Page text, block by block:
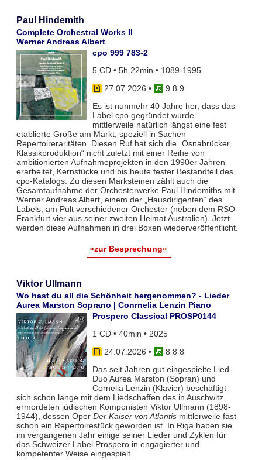
Paul Hindemith
Complete Orchestral Works II
Werner Andreas Albert
cpo 999 783-2
5 CD • 5h 22min • 1089-1995
27.07.2026 •
9 8 9
Es ist nunmehr 40 Jahre her, dass das
Label cpo gegründet wurde –
mittlerweile natürlich längst eine fest
etablierte Größe am Markt, speziell in Sachen
Repertoireraritäten. Diesen Ruf hat sich die „Osnabrücker
Klassikproduktion“ nicht zuletzt mit einer Reihe von
ambitionierten Aufnahmeprojekten in den 1990er Jahren
erarbeitet, Kernstücke und bis heute fester Bestandteil des
cpo-Katalogs. Zu diesen Marksteinen zählt auch die
Gesamtaufnahme der Orchesterwerke Paul Hindemiths mit
Werner Andreas Albert, einem der „Hausdirigenten“ des
Labels, am Pult verschiedener Orchester (neben dem RSO
Frankfurt vier aus seiner zweiten Heimat Australien). Jetzt
werden diese Aufnahmen in drei Boxen wiederveröffentlicht.
»zur Besprechung«
Viktor Ullmann
Wo hast du all die Schönheit hergenommen? - Lieder
Aurea Marston Soprano | Conrnelia Lenzin Piano
Prospero Classical PROSP0144
1 CD • 40min • 2025
24.07.2026 •
8 8 8
Das seit Jahren gut eingespielte Lied-
Duo Aurea Marston (Sopran) und
Cornelia Lenzin (Klavier) beschäftigt
sich schon lange mit dem Liedschaffen des in Auschwitz
ermordeten jüdischen Komponisten Viktor Ullmann (1898-
1944), dessen Oper Der Kaiser von Atlantismittlerweile fast
schon ein Repertoirestück geworden ist. In Riga haben sie
im vergangenen Jahr einige seiner Lieder und Zyklen für
das Schweizer Label Prospero in engagierter und
kompetenter Weise eingespielt.